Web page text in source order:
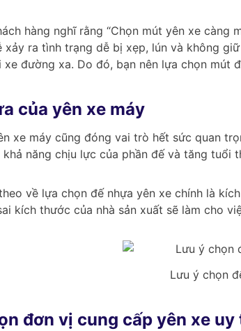
hàng nghĩ rằng “Chọn mút yên xe
xảy ra tình trạng dễ bị xẹp, lún và không
xe đường xa. Do đó, bạn nên lựa chọn mút
của yên xe máy
xe máy cũng đóng vai trò hết sức quan
khả năng chịu lực của phần đế và tăng tuổi
về lựa chọn đế nhựa yên xe chính là
kích thước của nhà sản xuất sẽ làm cho
Lưu ý chọn
đơn vị cung cấp yên xe uy